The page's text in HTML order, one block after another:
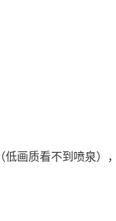
画质看不到喷泉）